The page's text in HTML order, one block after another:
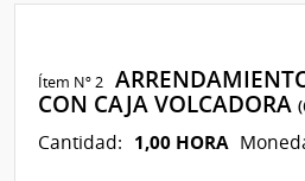
Ítem Nº 2
CON CAJA VOLCADORA
Cantidad: 1,00 HORA